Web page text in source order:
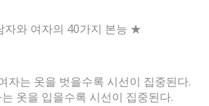
와 여자의 40가지 본능 ★
자는 옷을 벗을수록 시선이 집중된다.
는 옷을 입을수록 시선이 집중된다.